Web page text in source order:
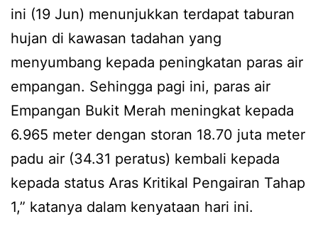
ini (19 Jun) menunjukkan terdapat taburan
hujan di kawasan tadahan yang
menyumbang kepada peningkatan paras air
empangan. Sehingga pagi ini, paras air
Empangan Bukit Merah meningkat kepada
6.965 meter dengan storan 18.70 juta meter
padu air (34.31 peratus) kembali kepada
kepada status Aras Kritikal Pengairan Tahap
1,” katanya dalam kenyataan hari ini.